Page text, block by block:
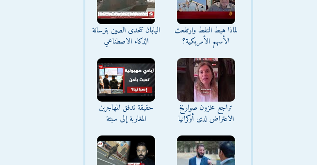
لماذا هبط النفط وارتفعت
الأسهم الأمريكية؟
اليابان تتحدى الصين بترسانة
الذكاء الاصطناعي
تراجع مخزون صواريخ
الاعتراض لدى أوكرانيا
حقيقة تدفق المهاجرين
المغاربة إلى سبتة